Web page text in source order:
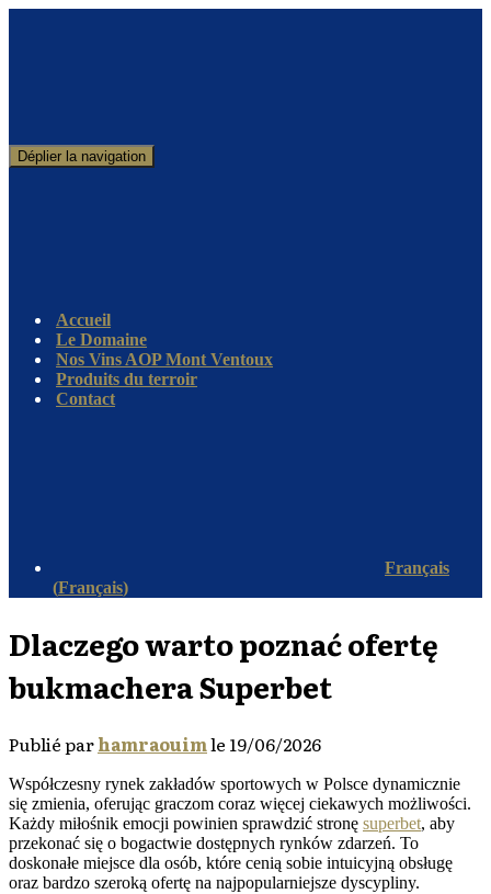
Déplier la navigation
Accueil
Le Domaine
Nos Vins AOP Mont Ventoux
Produits du terroir
Contact
Français
(Français)
Dlaczego warto poznać ofertę
bukmachera Superbet
Publié parhamraouimle 19/06/2026
Współczesny rynek zakładów sportowych w Polsce dynamicznie
się zmienia, oferując graczom coraz więcej ciekawych możliwości.
Każdy miłośnik emocji powinien sprawdzić stronę superbet, aby
przekonać się o bogactwie dostępnych rynków zdarzeń. To
doskonałe miejsce dla osób, które cenią sobie intuicyjną obsługę
oraz bardzo szeroką ofertę na najpopularniejsze dyscypliny.